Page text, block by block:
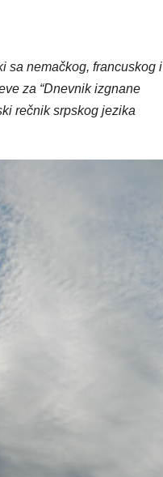
sa nemačkog, francuskog i
za “Dnevnik izgnane
rečnik srpskog jezika